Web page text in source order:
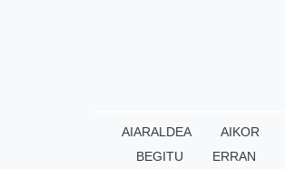
AIARALDEA AIKOR
BEGITU
ERRAN